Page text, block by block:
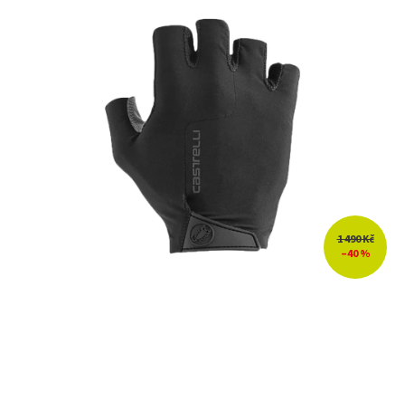
1 490 Kč
–40 %